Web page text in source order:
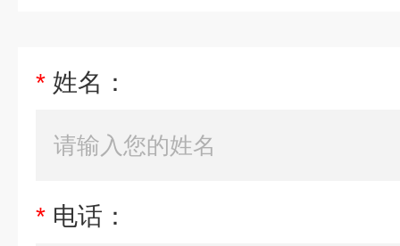
* 姓名：
* 电话：